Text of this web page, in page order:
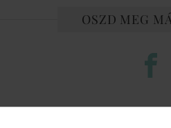
OSZD MEG